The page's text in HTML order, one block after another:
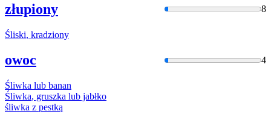
złupiony 8
Śliski, kradziony
owoc 4
Śliwka lub banan
Śliwka, gruszka lub jabłko
śliwka z pestką